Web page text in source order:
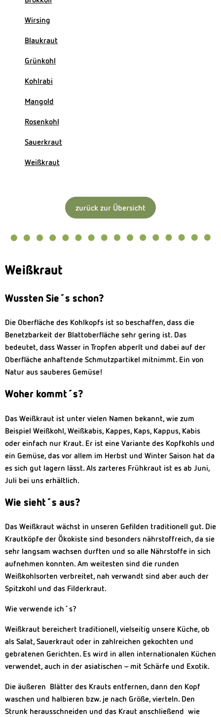
Wirsing
Blaukraut
Grünkohl
Kohlrabi
Mangold
Rosenkohl
Sauerkraut
Weißkraut
zurück zur Übersicht
Weißkraut
Wussten Sie´s schon?
Die Oberfläche des Kohlkopfs ist so beschaffen, dass die
Benetzbarkeit der Blattoberfläche sehr gering ist. Das
bedeutet, dass Wasser in Tropfen abperlt und dabei auf der
Oberfläche anhaftende Schmutzpartikel mitnimmt. Ein von
Natur aus sauberes Gemüse!
Woher kommt´s?
Das Weißkraut ist unter vielen Namen bekannt, wie zum
Beispiel Weißkohl, Weißkabis, Kappes, Kaps, Kappus, Kabis
oder einfach nur Kraut. Er ist eine Variante des Kopfkohls und
ein Gemüse, das vor allem im Herbst und Winter Saison hat da
es sich gut lagern lässt. Als zarteres Frühkraut ist es ab Juni,
Juli bei uns erhältlich.
Wie sieht´s aus?
Das Weißkraut wächst in unseren Gefilden traditionell gut. Die
Krautköpfe der Ökokiste sind besonders nährstoffreich, da sie
sehr langsam wachsen durften und so alle Nährstoffe in sich
aufnehmen konnten. Am weitesten sind die runden
Weißkohlsorten verbreitet, nah verwandt sind aber auch der
Spitzkohl und das Filderkraut.
Wie verwende ich´s?
Weißkraut bereichert traditionell, vielseitig unsere Küche, ob
als Salat, Sauerkraut oder in zahlreichen gekochten und
gebratenen Gerichten. Es wird in allen internationalen Küchen
verwendet, auch in der asiatischen – mit Schärfe und Exotik.
Die äußeren Blätter des Krauts entfernen, dann den Kopf
waschen und halbieren bzw. je nach Größe, vierteln. Den
Strunk herausschneiden und das Kraut anschließend wie